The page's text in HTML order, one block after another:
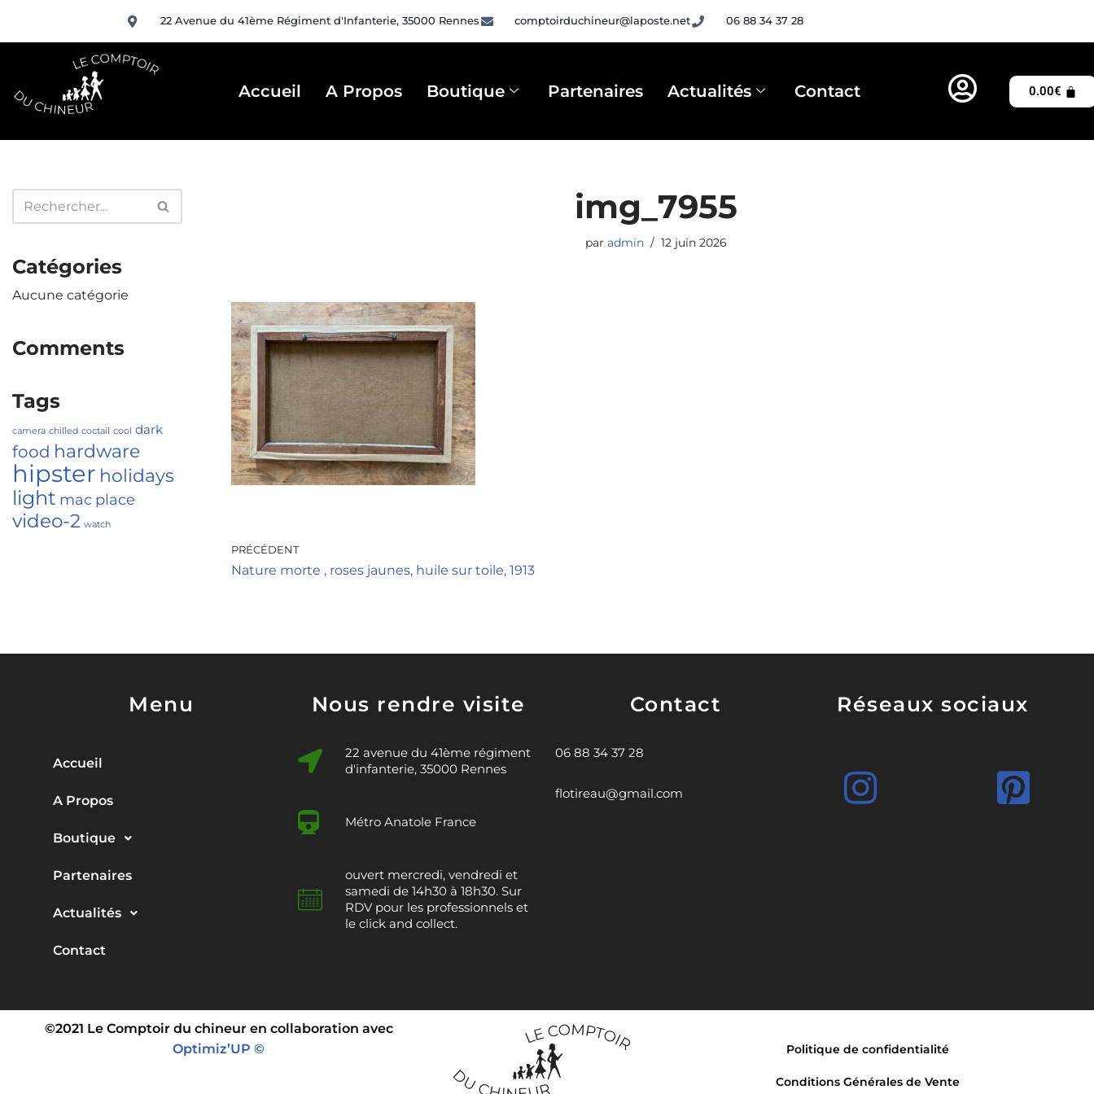
Aller
22 Avenue du 41ème Régiment d'Infanterie, 35000 Rennes comptoirduchineur@laposte.net 06 88 34 37 28
Accueil A Propos Boutique Partenaires Actualités Contact 0.00€
Catégories
Aucune catégorie
Comments
Tags
camera chilled coctail cool dark
food hardware
hipster holidays
light mac place
video-2 watch
img_7955
paradmin 12 juin 2026
PRÉCÉDENT
Nature morte , roses jaunes, huile sur toile, 1913
Menu
Accueil
A Propos
Boutique
Partenaires
Actualités
Contact
Nous rendre visite
22 avenue du 41ème régiment
d'infanterie, 35000 Rennes
Métro Anatole France
ouvert mercredi, vendredi et
samedi de 14h30 à 18h30. Sur
RDV pour les professionnels et
le click and collect.
Contact
06 88 34 37 28
flotireau@gmail.com
Réseaux sociaux
©2021 Le Comptoir du chineur en collaboration avec
Optimiz’UP ©
Politique de confidentialité
Conditions Générales de Vente